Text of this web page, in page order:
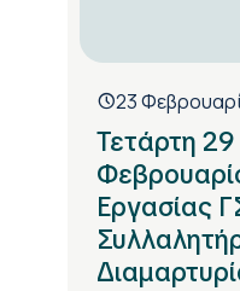
23
Τετάρτη 29
Εργασίας